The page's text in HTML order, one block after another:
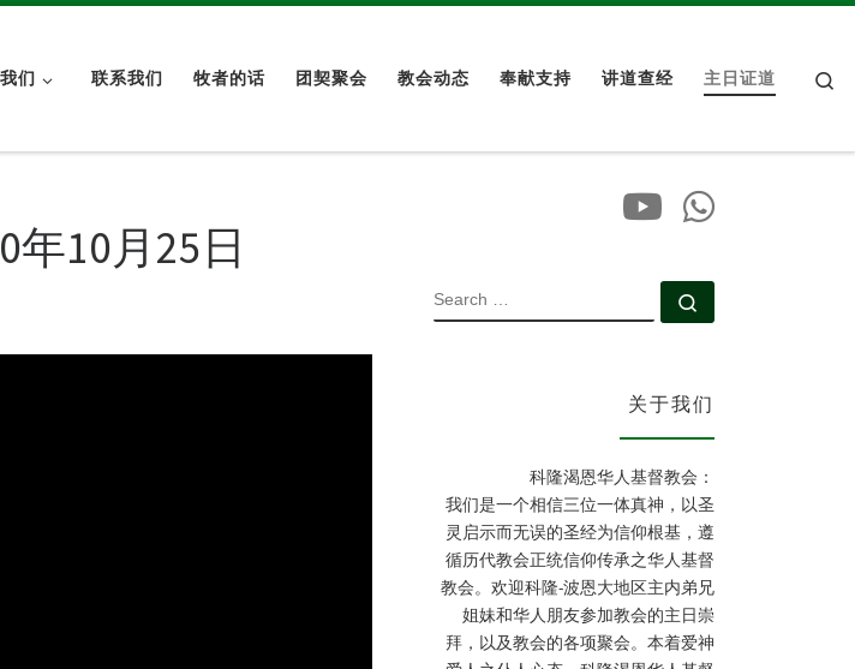
们 联系我们 牧者的话 团契聚会 教会动态 奉献支持 讲道查经 主日证道
10月25日
SEARCH
关于我们
科隆渴恩华人基督教会：
我们是一个相信三位一体真神，以圣
灵启示而无误的圣经为信仰根基，遵
循历代教会正统信仰传承之华人基督
教会。欢迎科隆-波恩大地区主内弟兄
姐妹和华人朋友参加教会的主日崇
拜，以及教会的各项聚会。本着爱神